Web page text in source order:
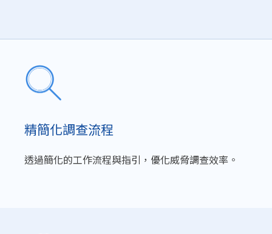
精簡化調查流程
透過簡化的工作流程與指引，優化威脅調查效率。